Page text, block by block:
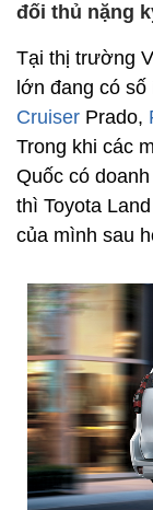
đối thủ nặng
Tại thị trường
lớn đang có
Cruiser Prado,
Trong khi các
Quốc có
thì Toyota
của mình sau